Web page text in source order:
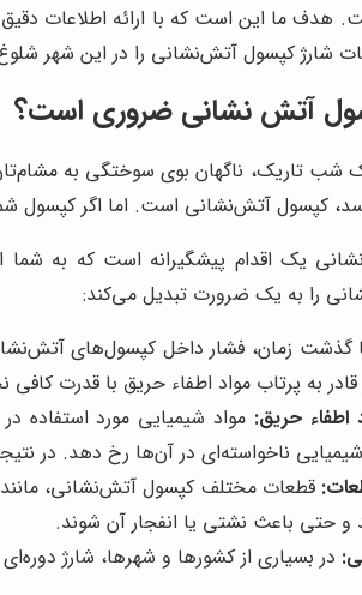
هدف ما این است که با ارائه اطلاعات دقیق
شارژ کپسول آتش‌نشانی را در این شهر شلوغ
آتش نشانی ضروری است؟
شب تاریک، ناگهان بوی سوختگی به
کپسول آتش‌نشانی است. اما اگر کپسول
یک اقدام پیشگیرانه است که به شما
را به یک ضرورت تبدیل می‌کند:
گذشت زمان، فشار داخل کپسول‌های
به پرتاب مواد اطفاء حریق با قدرت کافی
حریق: مواد شیمیایی مورد
ناخواسته‌ای در آن‌ها رخ دهد. در
قطعات مختلف کپسول آتش‌نشانی،
و حتی باعث نشتی یا انفجار آن شوند.
در بسیاری از کشورها و شهرها، شارژ